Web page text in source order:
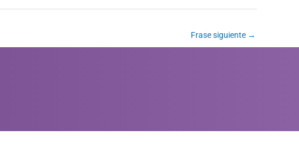
Frase siguiente →